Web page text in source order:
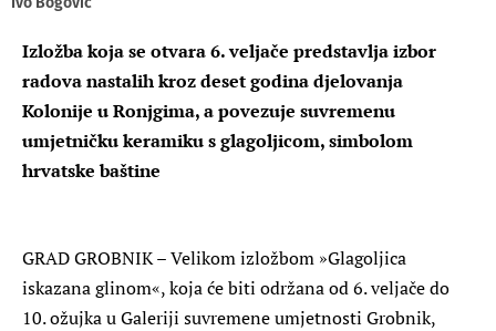
Izložba koja se otvara 6. veljače predstavlja izbor
radova nastalih kroz deset godina djelovanja
Kolonije u Ronjgima, a povezuje suvremenu
umjetničku keramiku s glagoljicom, simbolom
hrvatske baštine
GRAD GROBNIK – Velikom izložbom »Glagoljica
iskazana glinom«, koja će biti održana od 6. veljače do
10. ožujka u Galeriji suvremene umjetnosti Grobnik,